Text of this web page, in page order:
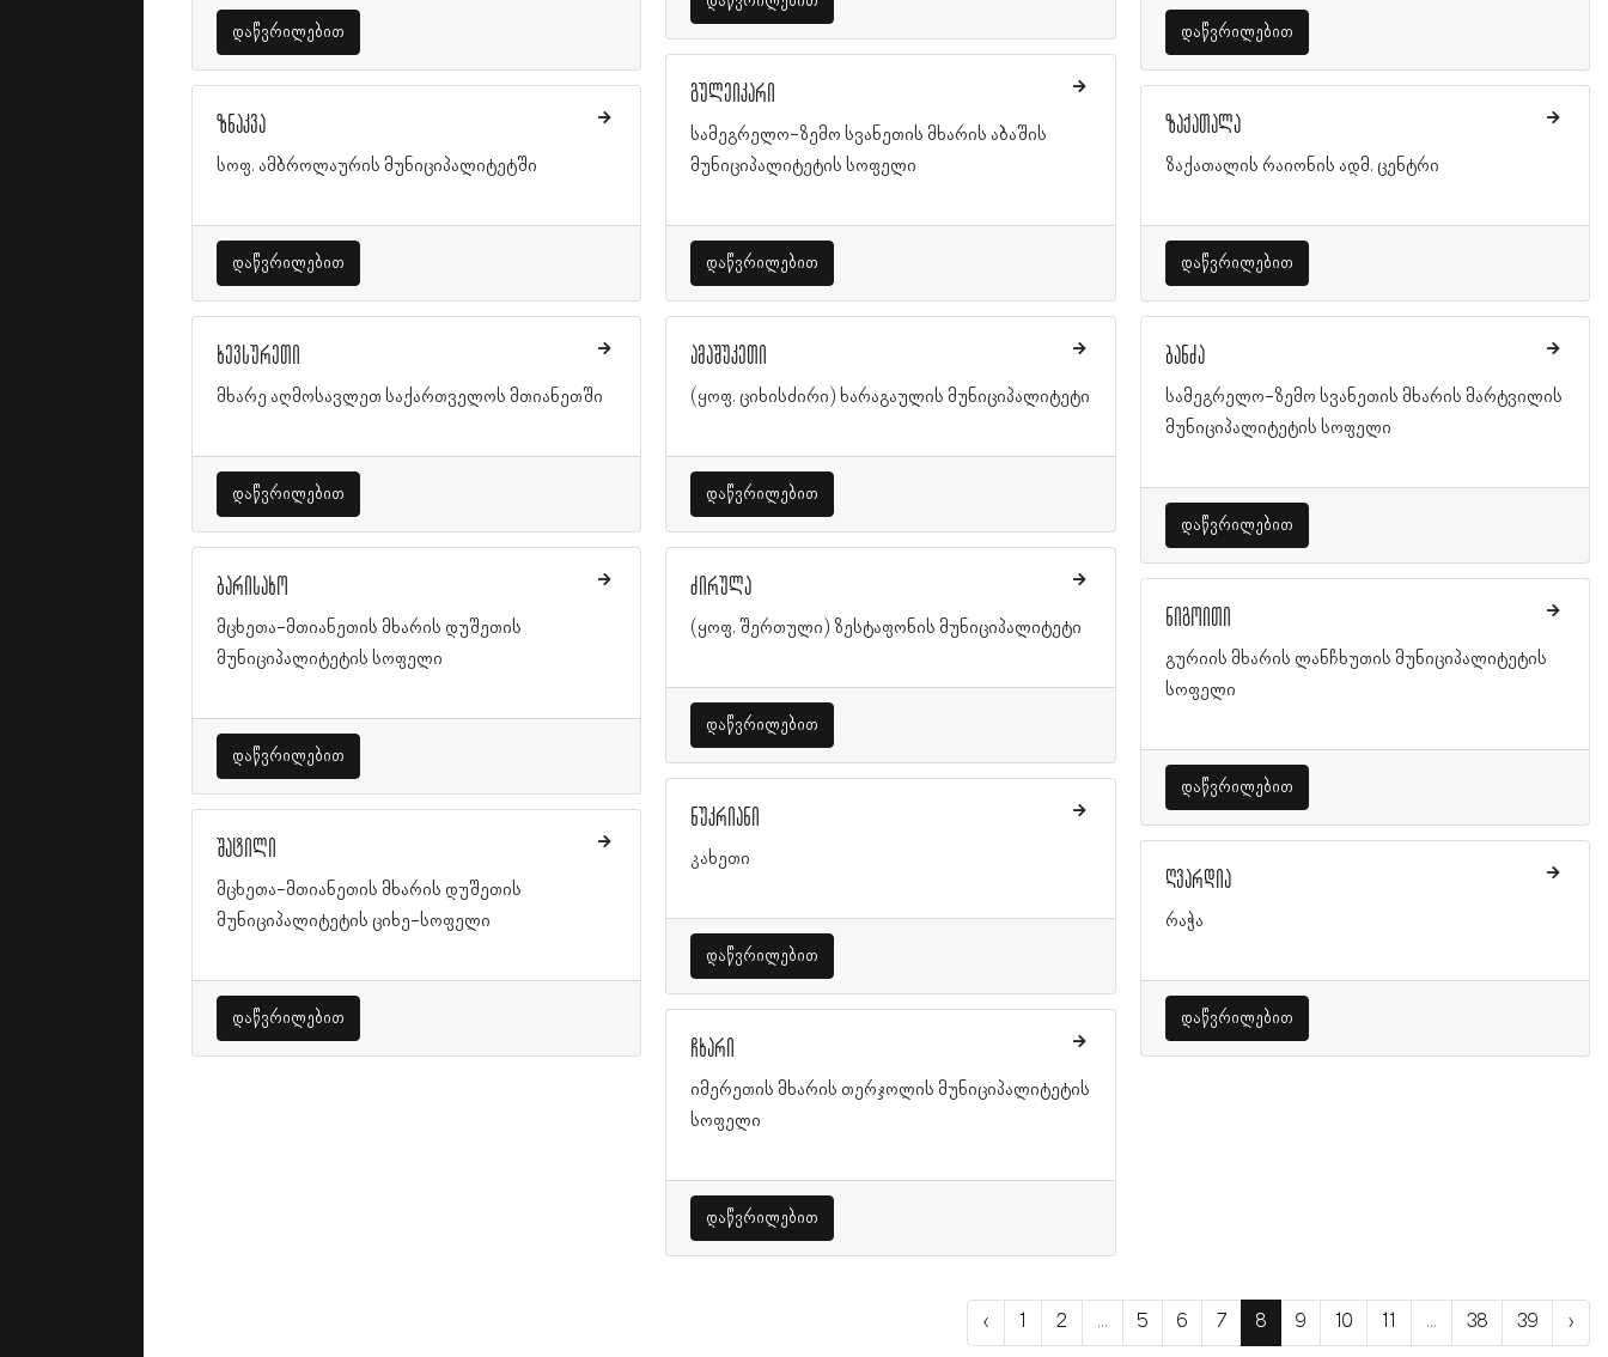
დაწვრილებით
ზნაკვა
სოფ. ამბროლაურის მუნიციპალიტეტში
დაწვრილებით
ხევსურეთი
მხარე აღმოსავლეთ საქართველოს მთიანეთში
დაწვრილებით
ბარისახო
მცხეთა-მთიანეთის მხარის დუშეთის
მუნიციპალიტეტის სოფელი
დაწვრილებით
შატილი
მცხეთა-მთიანეთის მხარის დუშეთის
მუნიციპალიტეტის ციხე-სოფელი
დაწვრილებით
გულეიკარი
სამეგრელო-ზემო სვანეთის მხარის აბაშის
მუნიციპალიტეტის სოფელი
დაწვრილებით
ამაშუკეთი
(ყოფ. ციხისძირი) ხარაგაულის მუნიციპალიტეტი
დაწვრილებით
ძირულა
(ყოფ. შერთული) ზესტაფონის მუნიციპალიტეტი
დაწვრილებით
ნუკრიანი
კახეთი
დაწვრილებით
ჩხარი
იმერეთის მხარის თერჯოლის მუნიციპალიტეტის
სოფელი
დაწვრილებით
დაწვრილებით
ზაქათალა
ზაქათალის რაიონის ადმ. ცენტრი
დაწვრილებით
ბანძა
სამეგრელო-ზემო სვანეთის მხარის მარტვილის
მუნიციპალიტეტის სოფელი
დაწვრილებით
ნიგოითი
გურიის მხარის ლანჩხუთის მუნიციპალიტეტის
სოფელი
დაწვრილებით
ღვარდია
რაჭა
დაწვრილებით
‹ 1 2 ... 5 6 7 8 9 10 11 ... 38 39 ›